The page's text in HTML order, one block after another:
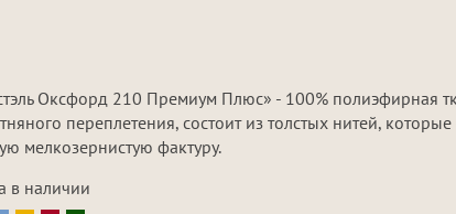
Оксфорд 210 Премиум Плюс» - 100% полиэфирная
переплетения, состоит из толстых нитей,
мелкозернистую фактуру.
в наличии